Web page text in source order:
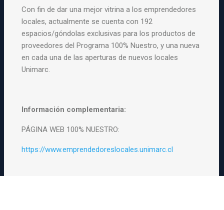
Con fin de dar una mejor vitrina a los emprendedores
locales,actualmente se cuenta con 192
espacios/góndolas exclusivas para losproductos de
proveedores del Programa 100% Nuestro, y una nueva
encada una de las aperturas de nuevos locales
Unimarc.
Información complementaria:
PÁGINA WEB 100% NUESTRO:
https://www.emprendedoreslocales.unimarc.cl